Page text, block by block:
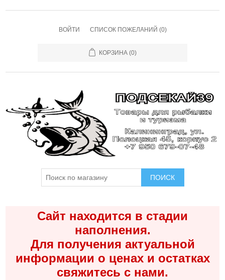
ВОЙТИ СПИСОК ПОЖЕЛАНИЙ (0)
КОРЗИНА (0)
ПОИСК
Сайт находится в стадии
наполнения.
Для получения актуальной
информации о ценах и остатках
свяжитесь с нами.